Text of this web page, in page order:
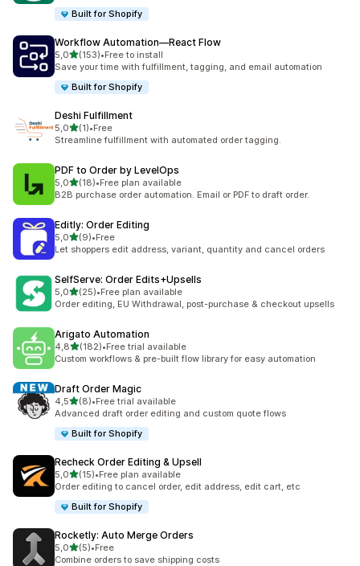
Built for Shopify
Workflow Automation—React Flow
5,0z 5 hvězd
(153)
Celkový počet recenzí: 153
•Free to install
Save your time with fulfillment, tagging, and email automation
Built for Shopify
Deshi Fulfillment
5,0z 5 hvězd
(1)
Celkový počet recenzí: 1
•Free
Streamline fulfillment with automated order tagging.
PDF to Order by LevelOps
5,0z 5 hvězd
(18)
Celkový počet recenzí: 18
•Free plan available
B2B purchase order automation. Email or PDF to draft order.
Editly: Order Editing
5,0z 5 hvězd
(9)
Celkový počet recenzí: 9
•Free
Let shoppers edit address, variant, quantity and cancel orders
SelfServe: Order Edits+Upsells
5,0z 5 hvězd
(25)
Celkový počet recenzí: 25
•Free plan available
Order editing, EU Withdrawal, post-purchase & checkout upsells
Arigato Automation
4,8z 5 hvězd
(182)
Celkový počet recenzí: 182
•Free trial available
Custom workflows & pre-built flow library for easy automation
Draft Order Magic
4,5z 5 hvězd
(8)
Celkový počet recenzí: 8
•Free trial available
Advanced draft order editing and custom quote flows
Built for Shopify
Recheck Order Editing & Upsell
5,0z 5 hvězd
(15)
Celkový počet recenzí: 15
•Free plan available
Order editing to cancel order, edit address, edit cart, etc
Built for Shopify
Rocketly: Auto Merge Orders
5,0z 5 hvězd
(5)
Celkový počet recenzí: 5
•Free
Combine orders to save shipping costs